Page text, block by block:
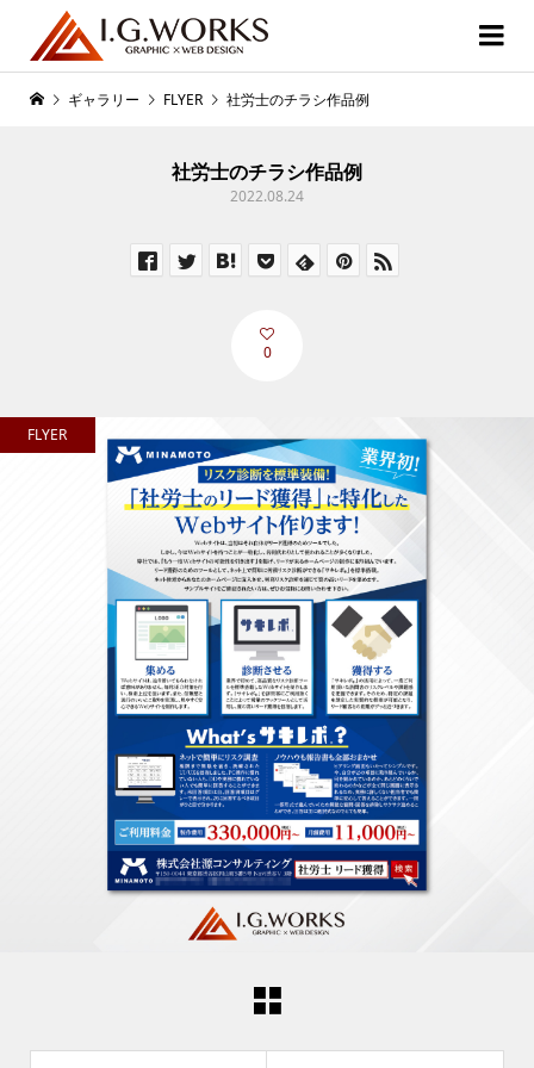
ギャラリー FLYER 社労士のチラシ作品例
社労士のチラシ作品例
2022.08.24
0
FLYER